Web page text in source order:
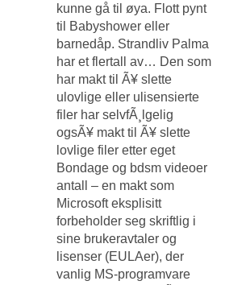
kunne gå til øya. Flott pynt
til Babyshower eller
barnedåp. Strandliv Palma
har et flertall av… Den som
har makt til Ã¥ slette
ulovlige eller ulisensierte
filer har selvfÃ¸lgelig
ogsÃ¥ makt til Ã¥ slette
lovlige filer etter eget
Bondage og bdsm videoer
antall
– en makt som
Microsoft eksplisitt
forbeholder seg skriftlig i
sine brukeravtaler og
lisenser (EULAer), der
vanlig MS-programvare